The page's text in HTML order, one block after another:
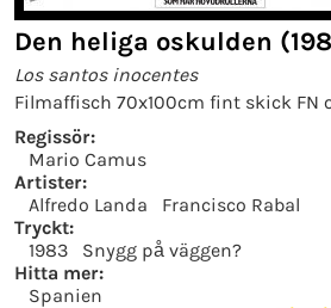
Den heliga oskulden
Los santos inocentes
Filmaffisch 70x100cm fint skick FN
Regissör:
Mario Camus
Artister:
Alfredo Landa
Francisco Rabal
Tryckt:
1983
Snygg på väggen?
Hitta mer:
Spanien